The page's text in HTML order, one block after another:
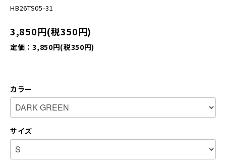
HB26TS05-31
3,850円(税350円)
定価：3,850円(税350円)
カラー
サイズ